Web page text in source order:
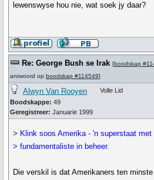
lewenswyse hou nie, wat soek jy daar?
Re: George Bush se Irak [boodskap
antwoord op boodskap #114549]
Alwyn Van Rooyen
Boodskappe: 49
Geregistreer: Januarie 1999
Volle Lid
> Klink soos Amerika - 'n superstaat
> fundamentaliste in beheer.
Die verskil is dat Amerikaners ten